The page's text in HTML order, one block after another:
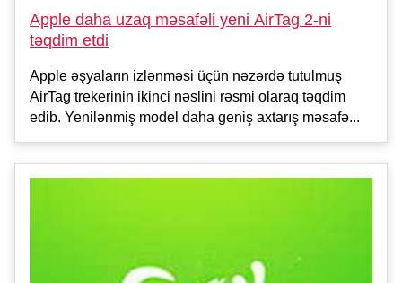
Apple daha uzaq məsafəli yeni AirTag 2-ni
təqdim etdi
Apple əşyaların izlənməsi üçün nəzərdə tutulmuş
AirTag trekerinin ikinci nəslini rəsmi olaraq təqdim
edib. Yenilənmiş model daha geniş axtarış məsafə...